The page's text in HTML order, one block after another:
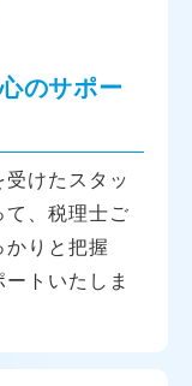
のサポー
けたスタッ
て、税理士ご
かりと把握
トいたしま